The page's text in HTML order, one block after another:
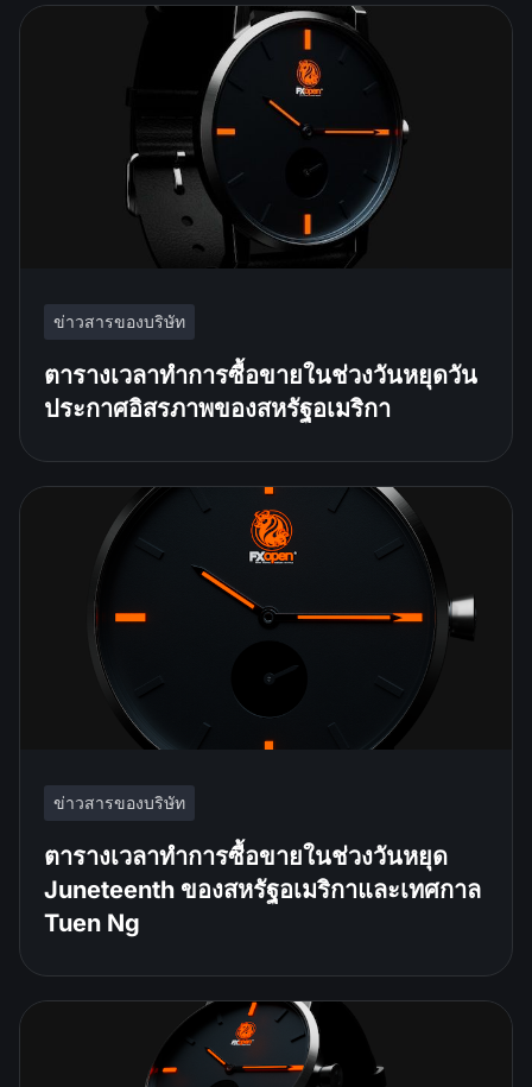
ข่าวสารของบริษัท
ตารางเวลาทำการซื้อขายในช่วงวันหยุดวัน
ประกาศอิสรภาพของสหรัฐอเมริกา
ข่าวสารของบริษัท
ตารางเวลาทำการซื้อขายในช่วงวันหยุด
Juneteenth ของสหรัฐอเมริกาและเทศกาล
Tuen Ng